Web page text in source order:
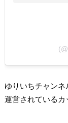
ゆりいちチャン
運営されているカ